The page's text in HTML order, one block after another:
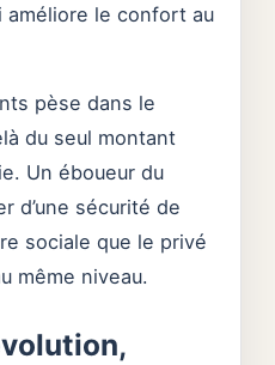
améliore le confort au
pèse dans le
du seul montant
Un éboueur du
d’une sécurité de
sociale que le privé
même niveau.